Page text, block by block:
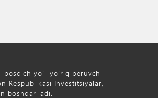
bosqich yo‘l-yo‘riq beruvchi
Respublikasi Investitsiyalar,
boshqariladi.